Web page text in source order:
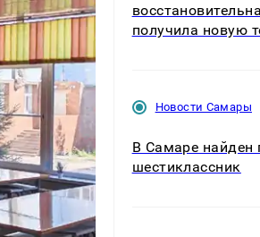
получила новую
Новости Самары
В Самаре найден
шестиклассник